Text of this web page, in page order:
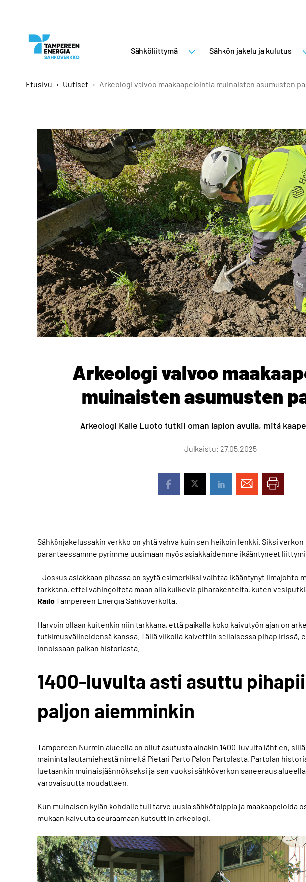
Sähköliittymä Sähkön jakelu ja kulutus
Etusivu › Uutiset › Arkeologi valvoo maakaapelointia muinaisten asumusten
Arkeologi valvoo
muinaisten asumusten
Arkeologi Kalle Luoto tutkii oman lapion avulla, mitä
Julkaistu: 27.05.2025
Sähkönjakelussakin verkko on yhtä vahva kuin sen heikoin lenkki. Siksi
parantaessamme pyrimme uusimaan myös asiakkaidemme ikääntyneet
– Joskus asiakkaan pihassa on syytä esimerkiksi vaihtaa ikääntynyt ilmajohto
tarkkana, ettei vahingoiteta maan alla kulkevia piharakenteita, kuten
RailoTampereen Energia Sähköverkolta.
Harvoin ollaan kuitenkin niin tarkkana, että paikalla koko kaivutyön ajan on
tutkimusvälineidensä kanssa. Tällä viikolla kaivettiin sellaisessa pihapiirissä,
innoissaan paikan historiasta.
1400-luvulta asti asuttu
paljon aiemminkin
Tampereen Nurmin alueella on ollut asutusta ainakin 1400-luvulta lähtien, sillä
maininta lautamiehestä nimeltä Pietari Parto Palon Partolasta. Partolan
luetaankin muinaisjäännökseksi ja sen vuoksi sähköverkon saneeraus
varovaisuutta noudattaen.
Kun muinaisen kylän kohdalle tuli tarve uusia sähkötolppia ja maakaapeloida
mukaan kaivuuta seuraamaan kutsuttiin arkeologi.